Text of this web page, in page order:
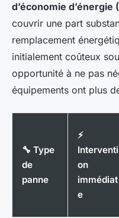
d’économie d’énergie
couvrir une part
remplacement
initialement coûteux
opportunité à ne pas
équipements ont plus
🔧 Type
de
panne
⚡
Interventi
on
immédiat
e